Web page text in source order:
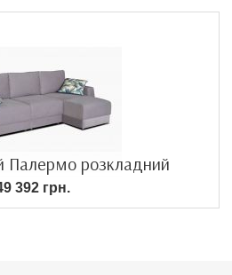
Палермо розкладний
392 грн.